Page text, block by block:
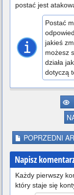
postać jest
Postać
jakieś
możesz
działa
dotyczą
POPRZEDNI
Napisz
Każdy pierwszy
który staje się